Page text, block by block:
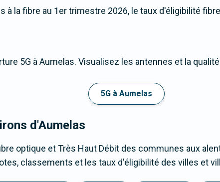
à la fibre au 1er trimestre 2026, le taux d'éligibilité
5G à Aumelas. Visualisez les antennes et la
5G à Aumelas
d'Aumelas
optique et Très Haut Débit des communes aux
classements et les taux d'éligibilité des villes et